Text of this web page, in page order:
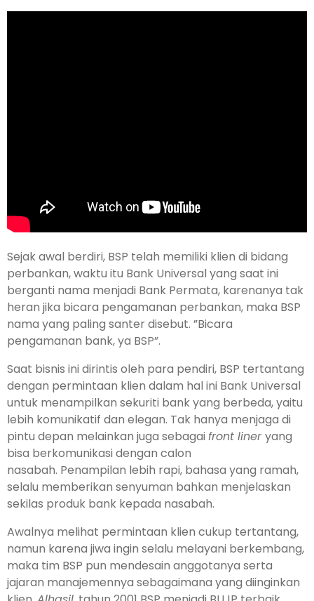
Sejak awal berdiri, BSP telah memiliki klien di bi­dang
perbankan, waktu itu Bank Universal yang saat ini
berganti nama menjadi Bank Permata, karenanya tak
heran jika bicara pengamanan perbankan, maka BSP
nama yang paling santer disebut. ”Bicara
pengamanan bank, ya BSP”.
Saat bisnis ini dirintis oleh para pendiri, BSP tertantang
dengan permintaan klien dalam hal ini Bank Universal
untuk menampilkan sekuriti bank yang berbeda, yaitu
lebih komunikatif dan elegan. Tak hanya menjaga di
pintu depan melainkan juga sebagai front lineryang
bisa berkomunikasi dengan calon
nasabah. Penampilan lebih rapi, baha­sa yang ramah,
selalu memberikan senyuman bahkan menjelaskan
seki­las produk bank kepada nasabah.
Awalnya me­lihat permintaan klien cukup tertantang,
namun karena jiwa ingin selalu melayani berkem­bang,
maka tim BSP pun mendesain anggotanya serta
jajaran manajemen­nya sebagaimana yang diinginkan